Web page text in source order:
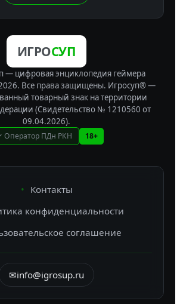
ИГРОСУП
— цифровая энциклопедия геймера
Все права защищены. Игросуп® —
товарный знак на территории
(Свидетельство № 1210560 от
09.04.2026).
Оператор ПДн РКН 18+
Контакты
конфиденциальности
соглашение
✉info@igrosup.ru